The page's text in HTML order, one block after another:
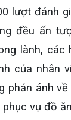
lượt đánh
đều ấn
lành, các
của nhân
phản ánh
vụ đồ